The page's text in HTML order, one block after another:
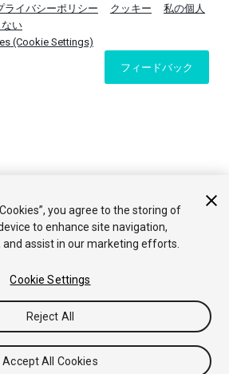
ライバシーポリシー クッキー
私の個人
い
(Cookie Settings)
フィードバック
you agree to the storing of
to enhance site navigation,
assist in our marketing efforts.
Cookie Settings
Reject All
Accept All Cookies